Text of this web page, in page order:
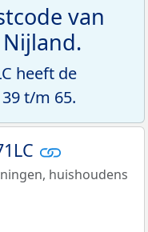
van
heeft de
t/m 65.
huishoudens